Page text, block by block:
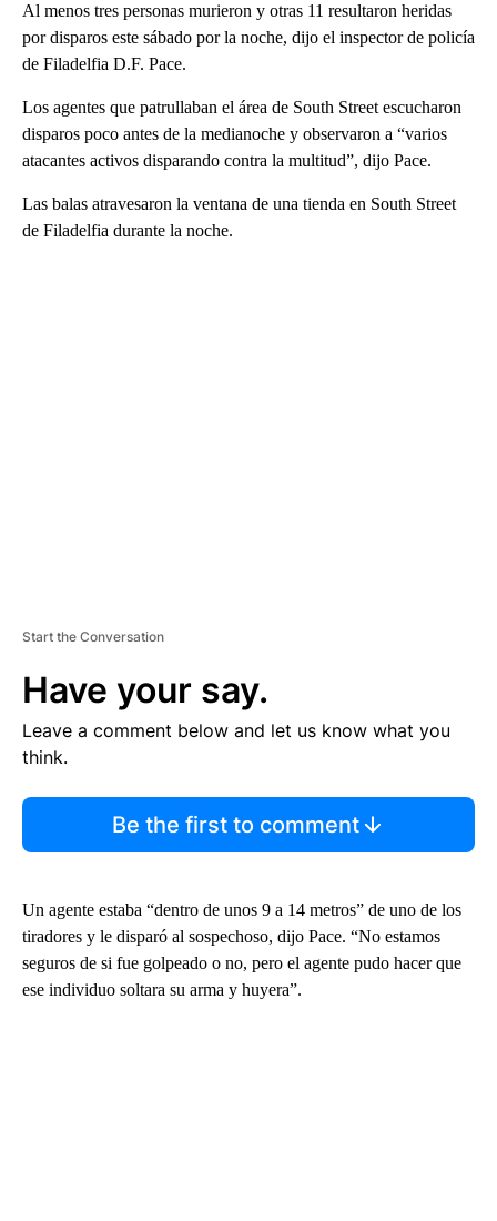
Al menos tres personas murieron y otras 11 resultaron heridas
por disparos este sábado por la noche, dijo el inspector de policía
de Filadelfia D.F. Pace.
Los agentes que patrullaban el área de South Street escucharon
disparos poco antes de la medianoche y observaron a “varios
atacantes activos disparando contra la multitud”, dijo Pace.
Las balas atravesaron la ventana de una tienda en South Street
de Filadelfia durante la noche.
Start the Conversation
Have your say.
Leave a comment below and let us know what you
think.
Be the first to comment
Un agente estaba “dentro de unos 9 a 14 metros” de uno de los
tiradores y le disparó al sospechoso, dijo Pace. “No estamos
seguros de si fue golpeado o no, pero el agente pudo hacer que
ese individuo soltara su arma y huyera”.